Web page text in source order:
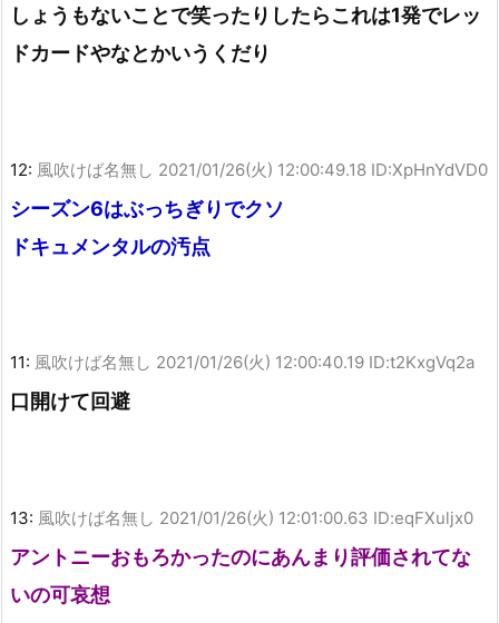
しょうもないことで笑ったりしたらこれは1発でレッ
ドカードやなとかいうくだり
12: 風吹けば名無し 2021/01/26(火) 12:00:49.18 ID:XpHnYdVD0
シーズン6はぶっちぎりでクソ
ドキュメンタルの汚点
11: 風吹けば名無し 2021/01/26(火) 12:00:40.19 ID:t2KxgVq2a
口開けて回避
13: 風吹けば名無し 2021/01/26(火) 12:01:00.63 ID:eqFXuljx0
アントニーおもろかったのにあんまり評価されてな
いの可哀想